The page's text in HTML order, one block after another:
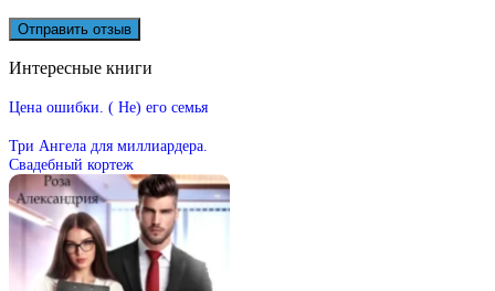
Интересные книги
Цена ошибки. ( Не) его семья
Три Ангела для миллиардера.
Свадебный кортеж